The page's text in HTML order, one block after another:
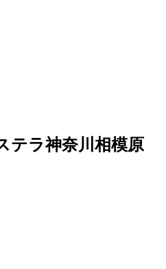
テラ神奈川相模原